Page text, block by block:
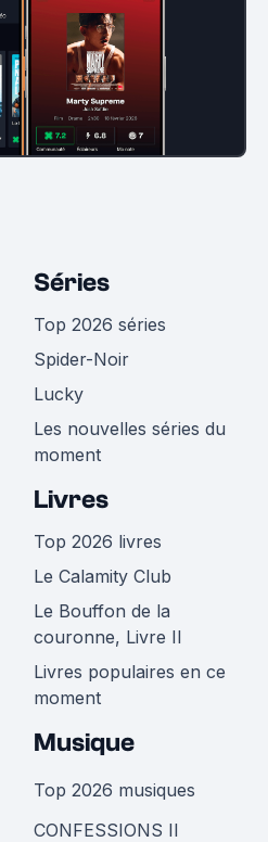
Séries
Top 2026 séries
Spider-Noir
Lucky
Les nouvelles séries du
moment
Livres
Top 2026 livres
Le Calamity Club
Le Bouffon de la
couronne, Livre II
Livres populaires en ce
moment
Musique
Top 2026 musiques
CONFESSIONS II